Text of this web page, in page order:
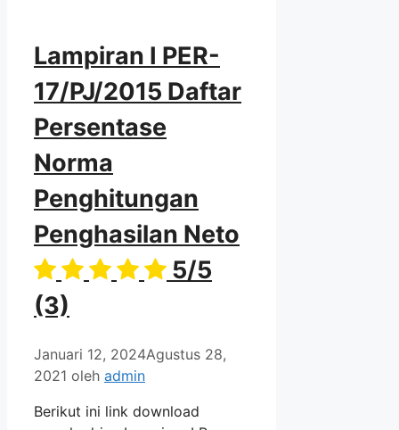
Lampiran I PER-
17/PJ/2015 Daftar
Persentase
Norma
Penghitungan
Penghasilan Neto
5/5
(3)
Januari 12, 2024Agustus 28,
2021 oleh admin
Berikut ini link download